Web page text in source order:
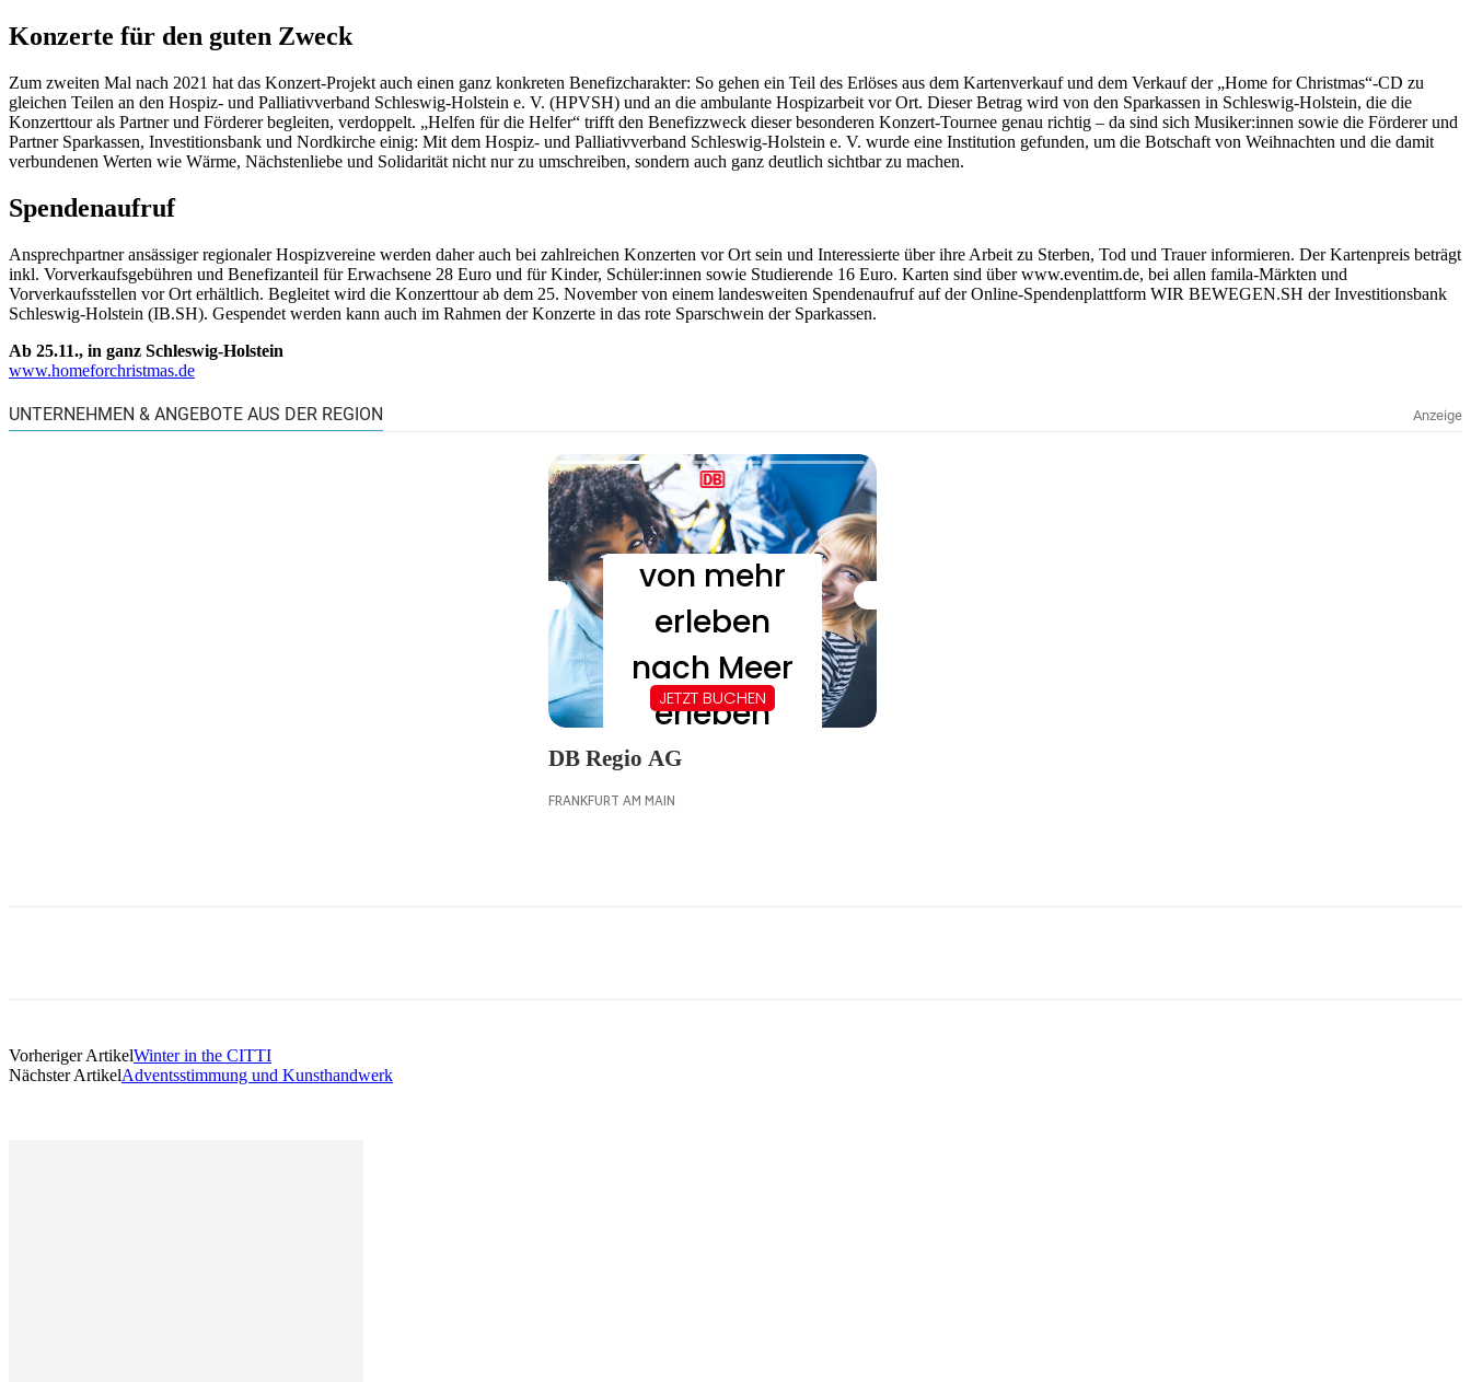
Konzerte für den guten Zweck
Zum zweiten Mal nach 2021 hat das Konzert-Projekt auch einen ganz konkreten Benefizcharakter: So gehen ein Teil des Erlöses aus dem Kartenverkauf und dem Verkauf der „Home for Christmas“-CD zu
gleichen Teilen an den Hospiz- und Palliativverband Schleswig-Holstein e. V. (HPVSH) und an die ambulante Hospizarbeit vor Ort. Dieser Betrag wird von den Sparkassen in Schleswig-Holstein, die die
Konzerttour als Partner und Förderer begleiten, verdoppelt. „Helfen für die Helfer“ trifft den Benefizzweck dieser besonderen Konzert-Tournee genau richtig – da sind sich Musiker:innen sowie die Förderer und
Partner Sparkassen, Investitionsbank und Nordkirche einig: Mit dem Hospiz- und Palliativverband Schleswig-Holstein e. V. wurde eine Institution gefunden, um die Botschaft von Weihnachten und die damit
verbundenen Werten wie Wärme, Nächstenliebe und Solidarität nicht nur zu umschreiben, sondern auch ganz deutlich sichtbar zu machen.
Spendenaufruf
Ansprechpartner ansässiger regionaler Hospizvereine werden daher auch bei zahlreichen Konzerten vor Ort sein und Interessierte über ihre Arbeit zu Sterben, Tod und Trauer informieren. Der Kartenpreis beträgt
inkl. Vorverkaufsgebühren und Benefizanteil für Erwachsene 28 Euro und für Kinder, Schüler:innen sowie Studierende 16 Euro. Karten sind über www.eventim.de, bei allen famila-Märkten und
Vorverkaufsstellen vor Ort erhältlich. Begleitet wird die Konzerttour ab dem 25. November von einem landesweiten Spendenaufruf auf der Online-Spendenplattform WIR BEWEGEN.SH der Investitionsbank
Schleswig-Holstein (IB.SH). Gespendet werden kann auch im Rahmen der Konzerte in das rote Sparschwein der Sparkassen.
Ab 25.11., in ganz Schleswig-Holstein
www.homeforchristmas.de
Vorheriger ArtikelWinter in the CITTI
Nächster ArtikelAdventsstimmung und Kunsthandwerk